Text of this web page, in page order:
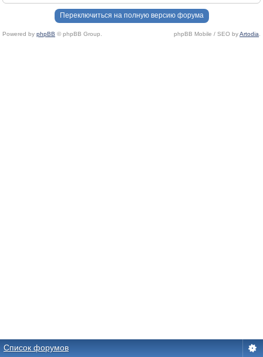
Переключиться на полную версию форума
Powered by phpBB © phpBB Group. phpBB Mobile / SEO byArtodia
Список форумов